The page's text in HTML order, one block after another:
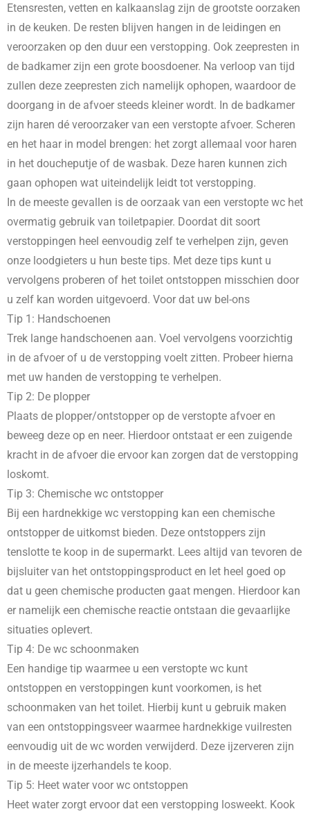
Etensresten, vetten en kalkaanslag zijn de grootste oorzaken
in de keuken. De resten blijven hangen in de leidingen en
veroorzaken op den duur een verstopping. Ook zeepresten in
de badkamer zijn een grote boosdoener. Na verloop van tijd
zullen deze zeepresten zich namelijk ophopen, waardoor de
doorgang in de afvoer steeds kleiner wordt. In de badkamer
zijn haren dé veroorzaker van een verstopte afvoer. Scheren
en het haar in model brengen: het zorgt allemaal voor haren
in het doucheputje of de wasbak. Deze haren kunnen zich
gaan ophopen wat uiteindelijk leidt tot verstopping.
In de meeste gevallen is de oorzaak van een verstopte wc het
overmatig gebruik van toiletpapier. Doordat dit soort
verstoppingen heel eenvoudig zelf te verhelpen zijn, geven
onze loodgieters u hun beste tips. Met deze tips kunt u
vervolgens proberen of het toilet ontstoppen misschien door
u zelf kan worden uitgevoerd. Voor dat uw bel-ons
Tip 1: Handschoenen
Trek lange handschoenen aan. Voel vervolgens voorzichtig
in de afvoer of u de verstopping voelt zitten. Probeer hierna
met uw handen de verstopping te verhelpen.
Tip 2: De plopper
Plaats de plopper/ontstopper op de verstopte afvoer en
beweeg deze op en neer. Hierdoor ontstaat er een zuigende
kracht in de afvoer die ervoor kan zorgen dat de verstopping
loskomt.
Tip 3: Chemische wc ontstopper
Bij een hardnekkige wc verstopping kan een chemische
ontstopper de uitkomst bieden. Deze ontstoppers zijn
tenslotte te koop in de supermarkt. Lees altijd van tevoren de
bijsluiter van het ontstoppingsproduct en let heel goed op
dat u geen chemische producten gaat mengen. Hierdoor kan
er namelijk een chemische reactie ontstaan die gevaarlijke
situaties oplevert.
Tip 4: De wc schoonmaken
Een handige tip waarmee u een verstopte wc kunt
ontstoppen en verstoppingen kunt voorkomen, is het
schoonmaken van het toilet. Hierbij kunt u gebruik maken
van een ontstoppingsveer waarmee hardnekkige vuilresten
eenvoudig uit de wc worden verwijderd. Deze ijzerveren zijn
in de meeste ijzerhandels te koop.
Tip 5: Heet water voor wc ontstoppen
Heet water zorgt ervoor dat een verstopping losweekt. Kook